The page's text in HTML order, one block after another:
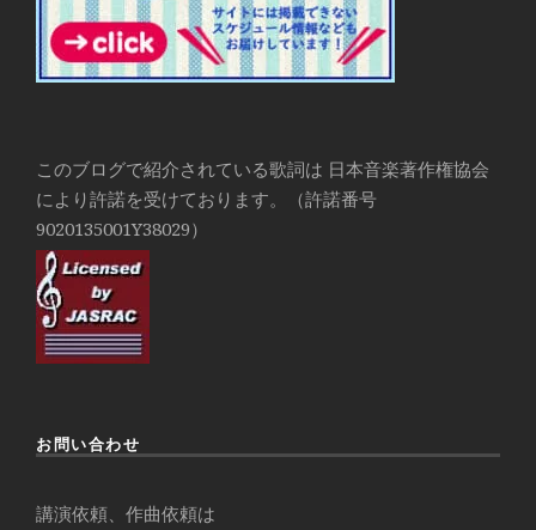
このブログで紹介されている歌詞は 日本音楽著作権協会
により許諾を受けております。（許諾番号
9020135001Y38029）
お問い合わせ
講演依頼、作曲依頼は